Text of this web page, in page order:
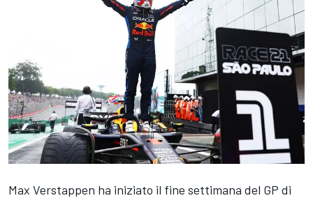
Max Verstappen ha iniziato il fine settimana del GP di